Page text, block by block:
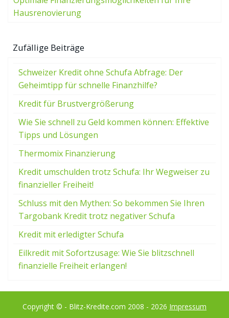
Hausrenovierung
Zufällige Beiträge
Schweizer Kredit ohne Schufa Abfrage: Der
Geheimtipp für schnelle Finanzhilfe?
Kredit für Brustvergrößerung
Wie Sie schnell zu Geld kommen können: Effektive
Tipps und Lösungen
Thermomix Finanzierung
Kredit umschulden trotz Schufa: Ihr Wegweiser zu
finanzieller Freiheit!
Schluss mit den Mythen: So bekommen Sie Ihren
Targobank Kredit trotz negativer Schufa
Kredit mit erledigter Schufa
Eilkredit mit Sofortzusage: Wie Sie blitzschnell
finanzielle Freiheit erlangen!
Copyright © - Blitz-Kredite.com 2008 - 2026 Impressum